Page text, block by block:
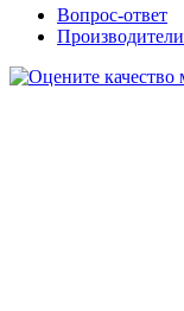
Вопрос-ответ
Производители